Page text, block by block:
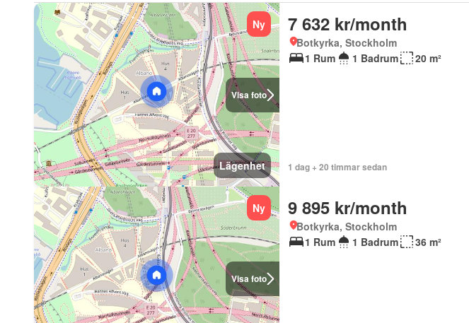
Visa foto
Ny
Lägenhet
7 632 kr/month
Botkyrka, Stockholm
1 Rum
1 Badrum 20 m²
1 dag + 20 timmar sedan
Visa foto
Ny 9 895 kr/month
Botkyrka, Stockholm
1 Rum
1 Badrum 36 m²